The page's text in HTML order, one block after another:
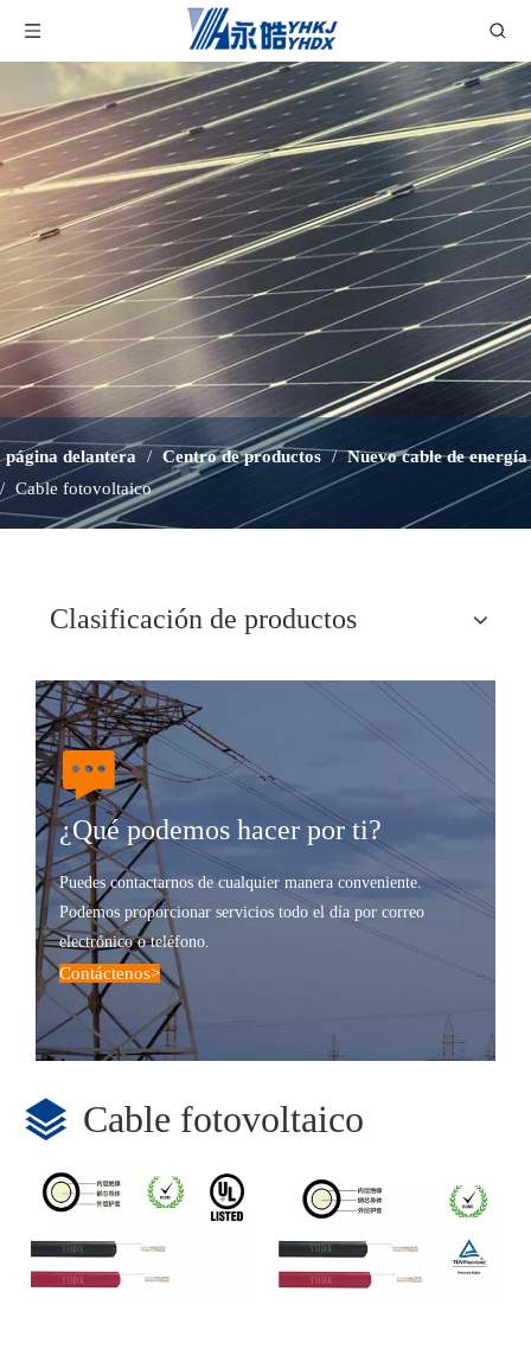
página delantera / Centro de productos / Nuevo cable de energía
/ Cable fotovoltaico
Clasificación de productos
¿Qué podemos hacer por ti?
Puedes contactarnos de cualquier manera conveniente.
Podemos proporcionar servicios todo el día por correo
electrónico o teléfono.
Contáctenos>
Cable fotovoltaico